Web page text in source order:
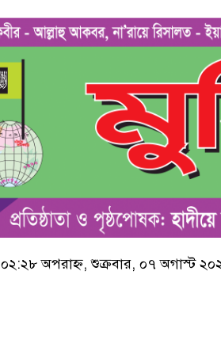
০২:২৮ অপরাহ্ন, শুক্রবার, ০৭ অগাস্ট